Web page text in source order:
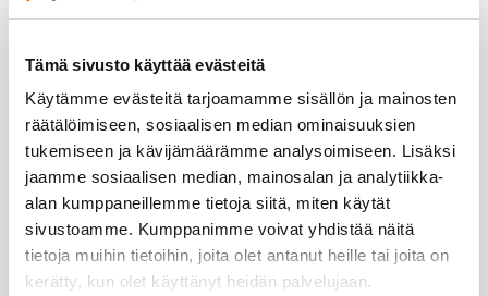
Tämä sivusto käyttää evästeitä
Käytämme evästeitä tarjoamamme sisällön ja mainosten
räätälöimiseen, sosiaalisen median ominaisuuksien
tukemiseen ja kävijämäärämme analysoimiseen. Lisäksi
jaamme sosiaalisen median, mainosalan ja analytiikka-
alan kumppaneillemme tietoja siitä, miten käytät
sivustoamme. Kumppanimme voivat yhdistää näitä
tietoja muihin tietoihin, joita olet antanut heille tai joita on
kerätty, kun olet käyttänyt heidän palvelujaan.